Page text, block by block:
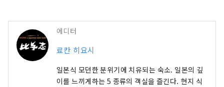
에디터
료칸 히요시
일본식 모던한 분위기에 치유되는 숙소. 일본의 깊
이를 느끼게하는 5 종류의 객실을 즐긴다. 현지 식